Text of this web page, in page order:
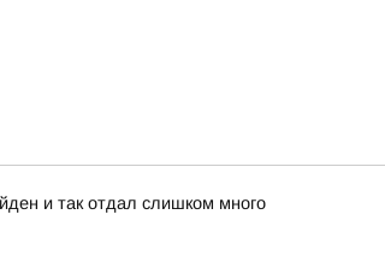
и так отдал слишком много